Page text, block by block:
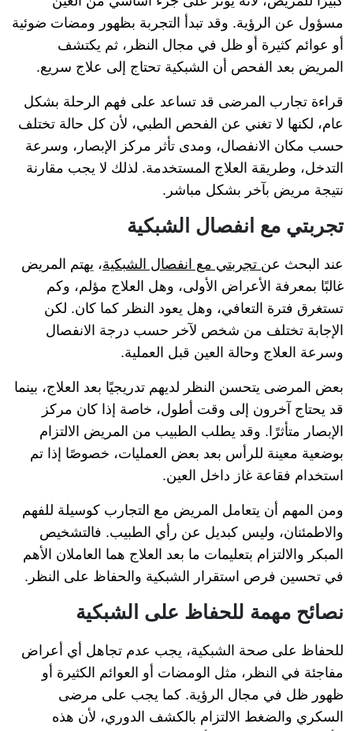
مسؤول عن الرؤية. وقد تبدأ التجربة بظهور ومضات ضوئية
أو عوائم كثيرة أو ظل في مجال النظر، ثم يكتشف
المريض بعد الفحص أن الشبكية تحتاج إلى علاج سريع.
قراءة تجارب المرضى قد تساعد على فهم الرحلة بشكل
عام، لكنها لا تغني عن الفحص الطبي، لأن كل حالة تختلف
حسب مكان الانفصال، ومدى تأثر مركز الإبصار، وسرعة
التدخل، وطريقة العلاج المستخدمة. لذلك لا يجب مقارنة
نتيجة مريض بآخر بشكل مباشر.
تجربتي مع انفصال الشبكية
عند البحث عن تجربتي مع انفصال الشبكية، يهتم المريض
غالبًا بمعرفة الأعراض الأولى، وهل العلاج مؤلم، وكم
تستغرق فترة التعافي، وهل يعود النظر كما كان. لكن
الإجابة تختلف من شخص لآخر حسب درجة الانفصال
وسرعة العلاج وحالة العين قبل العملية.
بعض المرضى يتحسن النظر لديهم تدريجيًا بعد العلاج، بينما
قد يحتاج آخرون إلى وقت أطول، خاصة إذا كان مركز
الإبصار متأثرًا. وقد يطلب الطبيب من المريض الالتزام
بوضعية معينة للرأس بعد بعض العمليات، خصوصًا إذا تم
استخدام فقاعة غاز داخل العين.
ومن المهم أن يتعامل المريض مع التجارب كوسيلة للفهم
والاطمئنان، وليس كبديل عن رأي الطبيب. فالتشخيص
المبكر والالتزام بتعليمات ما بعد العلاج هما العاملان الأهم
في تحسين فرص استقرار الشبكية والحفاظ على النظر.
نصائح مهمة للحفاظ على الشبكية
للحفاظ على صحة الشبكية، يجب عدم تجاهل أي أعراض
مفاجئة في النظر، مثل الومضات أو العوائم الكثيرة أو
ظهور ظل في مجال الرؤية. كما يجب على مرضى
السكري والضغط الالتزام بالكشف الدوري، لأن هذه